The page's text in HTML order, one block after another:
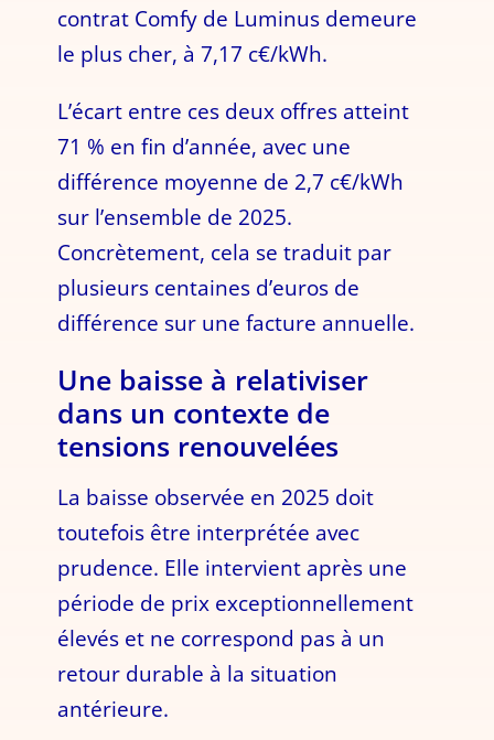
contrat Comfy de Luminus demeure
le plus cher, à 7,17 c€/kWh.
L’écart entre ces deux offres atteint
71 % en fin d’année, avec une
différence moyenne de 2,7 c€/kWh
sur l’ensemble de 2025.
Concrètement, cela se traduit par
plusieurs centaines d’euros de
différence sur une facture annuelle.
Une baisse à relativiser
dans un contexte de
tensions renouvelées
La baisse observée en 2025 doit
toutefois être interprétée avec
prudence. Elle intervient après une
période de prix exceptionnellement
élevés et ne correspond pas à un
retour durable à la situation
antérieure.